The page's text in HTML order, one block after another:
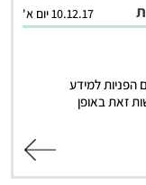
10.12.17 יום א'
הפניות למידע
זאת באופן